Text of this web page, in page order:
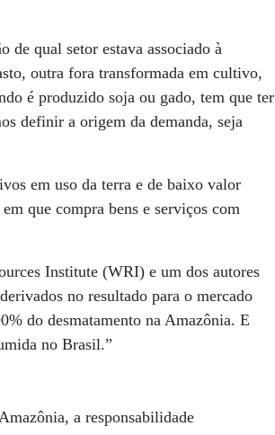
de qual setor estava associado à
outra fora transformada em cultivo,
é produzido soja ou gado, tem que ter
definir a origem da demanda, seja
em uso da terra e de baixo valor
que compra bens e serviços com
Institute (WRI) e um dos autores
no resultado para o mercado
do desmatamento na Amazônia. E
no Brasil.”
a responsabilidade